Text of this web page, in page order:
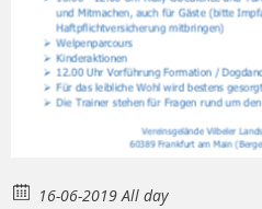
16-06-2019 All day